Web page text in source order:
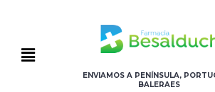
Flyout
ENVIAMOS A PENÍNSULA,
BALERAES